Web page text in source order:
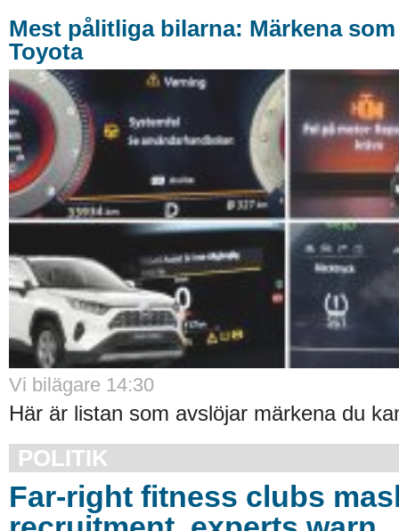
Mest pålitliga bilarna: Märkena
Toyota
Vi bilägare 14:30
Här är listan som avslöjar märkena du
POLITIK
Far-right fitness clubs